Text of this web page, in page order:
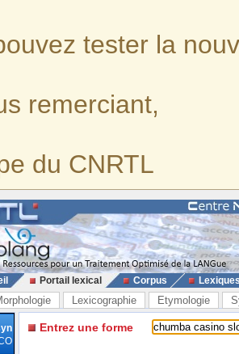
tester la
remerciant,
du CNRTL
Portail lexical Corpus
Lexicographie Etymologie
Entrez une forme